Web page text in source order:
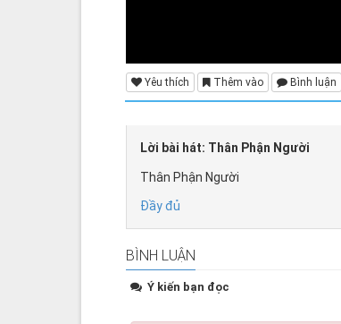
Yêu thích Thêm vào Bình luận
Lời bài hát: Thân Phận Người
Thân Phận Người
Đầy đủ
BÌNH LUẬN
Ý kiến bạn đọc